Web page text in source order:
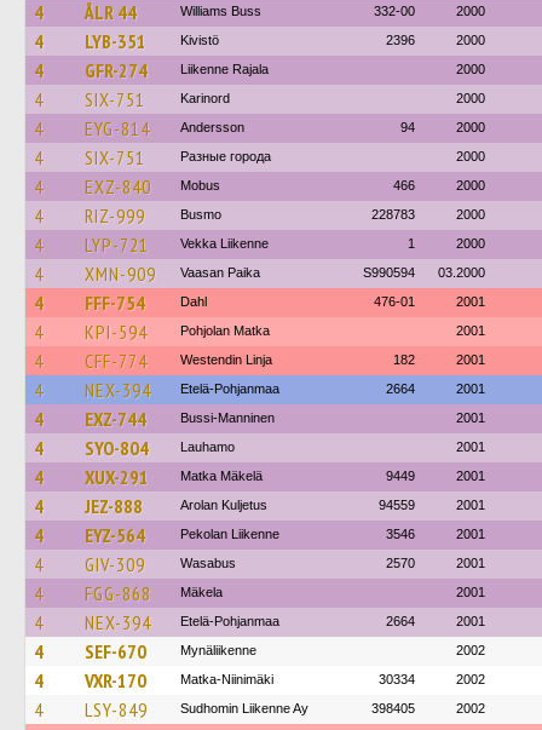
4 ÅLR 44 Williams Buss 332-00 2000
4 LYB-351 Kivistö 2396 2000
4 GFR-274 Liikenne Rajala 2000
4 SIX-751 Karinord 2000
4 EYG-814 Andersson 94 2000
4 SIX-751 Разные города 2000
4 EXZ-840 Mobus 466 2000
4 RIZ-999 Busmo 228783 2000
4 LYP-721 Vekka Liikenne 1 2000
4 XMN-909 Vaasan Paika S990594 03.2000
4 FFF-754 Dahl 476-01 2001
4 KPI-594 Pohjolan Matka 2001
4 CFF-774 Westendin Linja 182 2001
4 NEX-394 Etelä-Pohjanmaa 2664 2001
4 EXZ-744 Bussi-Manninen 2001
4 SYO-804 Lauhamo 2001
4 XUX-291 Matka Mäkelä 9449 2001
4 JEZ-888 Arolan Kuljetus 94559 2001
4 EYZ-564 Pekolan Liikenne 3546 2001
4 GIV-309 Wasabus 2570 2001
4 FGG-868 Mäkela 2001
4 NEX-394 Etelä-Pohjanmaa 2664 2001
4 SEF-670 Mynäliikenne 2002
4 VXR-170 Matka-Niinimäki 30334 2002
4 LSY-849 Sudhomin Liikenne Ay 398405 2002